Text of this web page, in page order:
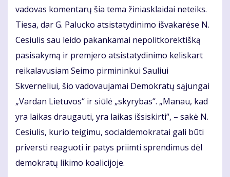
vadovas komentarų šia tema žiniasklaidai neteiks.
Tiesa, dar G. Palucko atsistatydinimo išvakarėse N.
Cesiulis sau leido pakankamai nepolitkorektišką
pasisakymą ir premjero atsistatydinimo keliskart
reikalavusiam Seimo pirmininkui Sauliui
Skverneliui, šio vadovaujamai Demokratų sąjungai
„Vardan Lietuvos“ ir siūlė „skyrybas“. „Manau, kad
yra laikas draugauti, yra laikas išsiskirti“, – sakė N.
Cesiulis, kurio teigimu, socialdemokratai gali būti
priversti reaguoti ir patys priimti sprendimus dėl
demokratų likimo koalicijoje.